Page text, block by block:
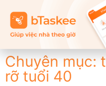
Chuyên mục:
rỡ tuổi 40